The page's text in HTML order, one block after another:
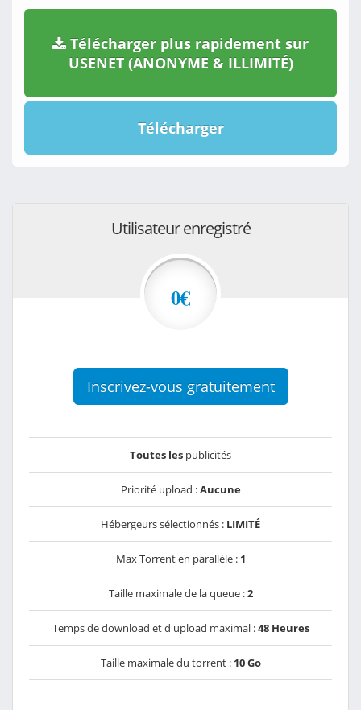
Télécharger plus rapidement sur
USENET (ANONYME & ILLIMITÉ)
Télécharger
Utilisateur enregistré
0€
Inscrivez-vous gratuitement
Toutes les publicités
Priorité upload :Aucune
Hébergeurs sélectionnés : LIMITÉ
Max Torrent en parallèle : 1
Taille maximale de la queue :2
Temps de download et d'upload maximal :48 Heures
Taille maximale du torrent : 10 Go